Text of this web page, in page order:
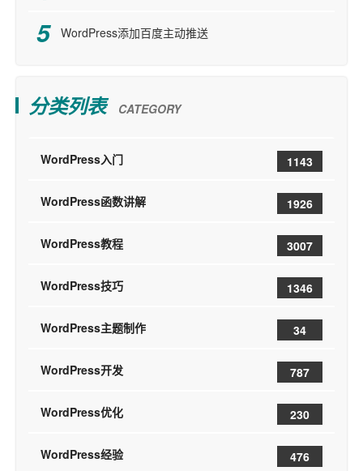
WordPress添加百度主动推送
分类列表 CATEGORY
WordPress入门 1143
WordPress函数讲解 1926
WordPress教程 3007
WordPress技巧 1346
WordPress主题制作 34
WordPress开发 787
WordPress优化 230
WordPress经验 476